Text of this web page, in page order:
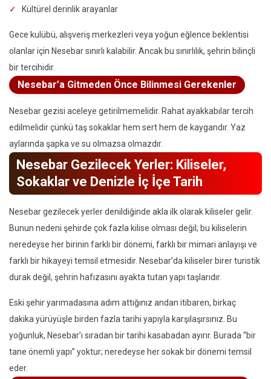
Kültürel derinlik arayanlar
Gece kulübü, alışveriş merkezleri veya yoğun eğlence beklentisi
olanlar için Nesebar sınırlı kalabilir. Ancak bu sınırlılık, şehrin bilinçli
bir tercihidir.
Nesebar’a Gitmeden Önce Bilinmesi Gerekenler
Nesebar gezisi aceleye getirilmemelidir. Rahat ayakkabılar tercih
edilmelidir çünkü taş sokaklar hem sert hem de kaygandır. Yaz
aylarında şapka ve su olmazsa olmazdır.
Nesebar Gezilecek Yerler: Kiliseler,
Sokaklar ve Denizle İç İçe Tarih
Nesebar gezilecek yerler denildiğinde akla ilk olarak kiliseler gelir.
Bunun nedeni şehirde çok fazla kilise olması değil; bu kiliselerin
neredeyse her birinin farklı bir dönemi, farklı bir mimari anlayışı ve
farklı bir hikayeyi temsil etmesidir. Nesebar’da kiliseler birer turistik
durak değil, şehrin hafızasını ayakta tutan yapı taşlarıdır.
Eski şehir yarımadasına adım attığınız andan itibaren, birkaç
dakika yürüyüşle birden fazla tarihi yapıyla karşılaşırsınız. Bu
yoğunluk, Nesebar’ı sıradan bir tarihi kasabadan ayırır. Burada “bir
tane önemli yapı” yoktur; neredeyse her sokak bir dönemi temsil
eder.